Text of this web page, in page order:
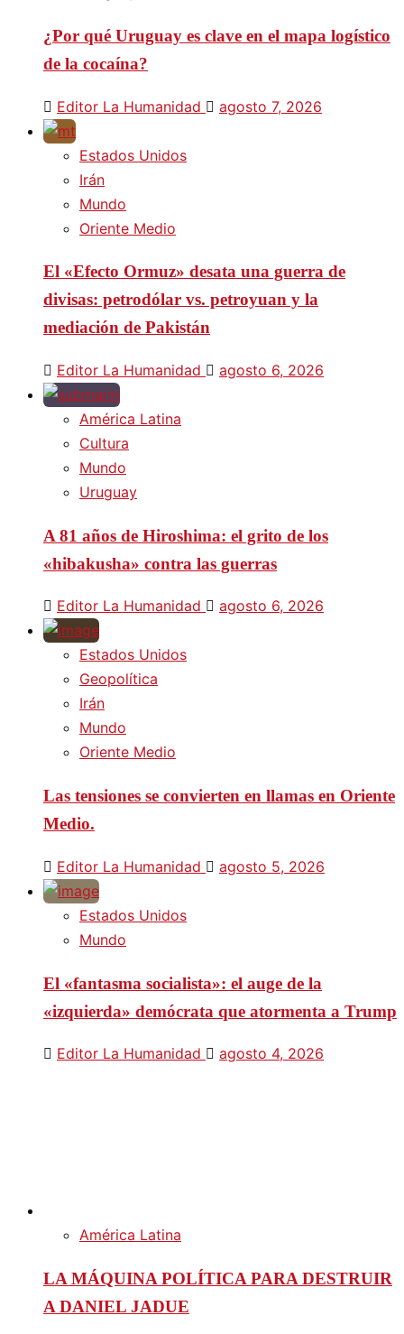
¿Por qué Uruguay es clave en el mapa logístico
de la cocaína?
Editor La Humanidad agosto 7, 2026
Estados Unidos
Irán
Mundo
Oriente Medio
El «Efecto Ormuz» desata una guerra de
divisas: petrodólar vs. petroyuan y la
mediación de Pakistán
Editor La Humanidad agosto 6, 2026
América Latina
Cultura
Mundo
Uruguay
A 81 años de Hiroshima: el grito de los
«hibakusha» contra las guerras
Editor La Humanidad agosto 6, 2026
Estados Unidos
Geopolítica
Irán
Mundo
Oriente Medio
Las tensiones se convierten en llamas en Oriente
Medio.
Editor La Humanidad agosto 5, 2026
Estados Unidos
Mundo
El «fantasma socialista»: el auge de la
«izquierda» demócrata que atormenta a Trump
Editor La Humanidad agosto 4, 2026
América Latina
LA MÁQUINA POLÍTICA PARA DESTRUIR
A DANIEL JADUE